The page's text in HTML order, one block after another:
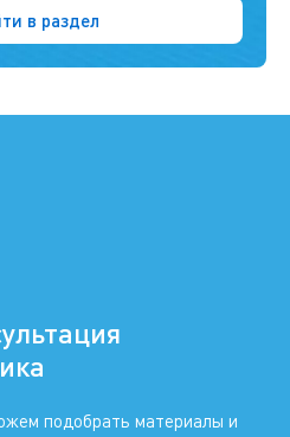
в раздел
подобрать материалы и